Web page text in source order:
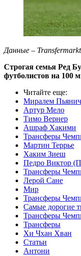
Данные – Transfermarkt
Строгая семья Ред
футболистов на 100
Читайте еще:
Миралем Пьянич
Артур Мело
Тимо Вернер
Ашраф Хакими
Трансферы
Мартин Террье
Хаким Зиеш
Педро Виктор
Трансферы
Лерой Сане
Мир
Трансферы
Самые дорогие
Трансферы
Трансферы
Хи Чхан Хван
Статьи
Антони